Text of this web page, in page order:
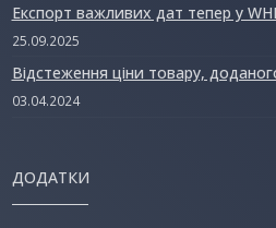
Експорт важливих дат тепер у
25.09.2025
Відстеження ціни товару,
03.04.2024
ДОДАТКИ